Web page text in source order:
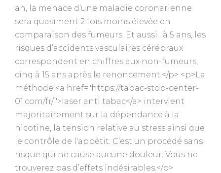
an, la menace d’une maladie coronarienne
sera quasiment 2 fois moins élevée en
comparaison des fumeurs. Et aussi : à 5 ans, les
risques d’accidents vasculaires cérébraux
correspondent en chiffres aux non-fumeurs,
cinq à 15 ans après le renoncement.</p> <p>La
méthode <a href="https://tabac-stop-center-
01.com/fr/">laser anti tabac</a> intervient
majoritairement sur la dépendance à la
nicotine, la tension relative au stress ainsi que
le contrôle de l'appétit. C’est un procédé sans
risque qui ne cause aucune douleur. Vous ne
trouverez pas d’effets indésirables.</p>